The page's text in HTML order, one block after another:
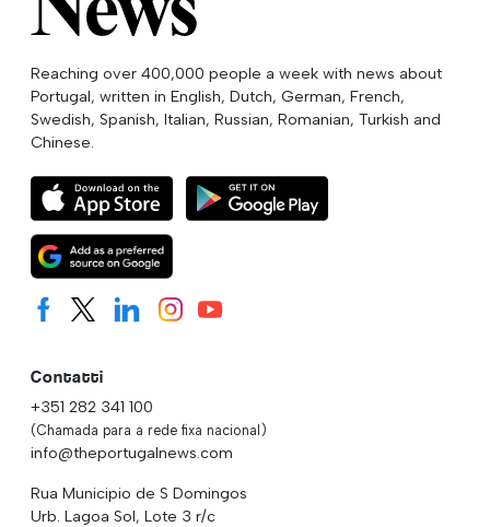
Reaching over 400,000 people a week with news about
Portugal, written in English, Dutch, German, French,
Swedish, Spanish, Italian, Russian, Romanian, Turkish and
Chinese.
Contatti
+351 282 341 100
(Chamada para a rede fixa nacional)
info@theportugalnews.com
Rua Municipio de S Domingos
Urb. Lagoa Sol, Lote 3 r/c